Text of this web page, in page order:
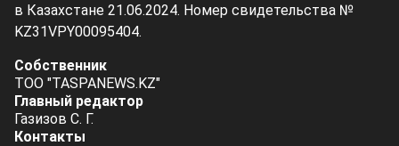
в Казахстане 21.06.2024. Номер свидетельства №
KZ31VPY00095404.
Собственник
ТОО "TASPANEWS.KZ"
Главный редактор
Газизов С. Г.
Контакты